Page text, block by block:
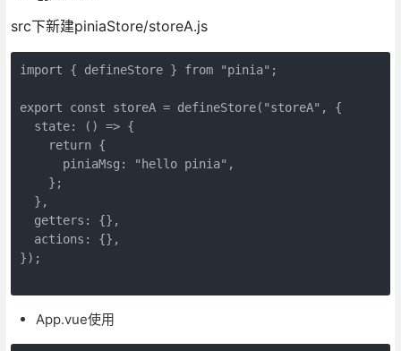
src下新建piniaStore/storeA.js
import { defineStore } from "pinia";
export const storeA = defineStore("storeA", {
state: () => {
return {
piniaMsg: "hello pinia",
};
},
getters: {},
actions: {},
});
App.vue使用